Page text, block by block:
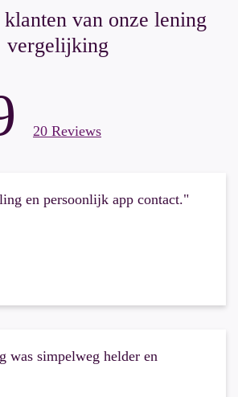
van onze lening
vergelijking
20 Reviews
en persoonlijk app contact."
was simpelweg helder en